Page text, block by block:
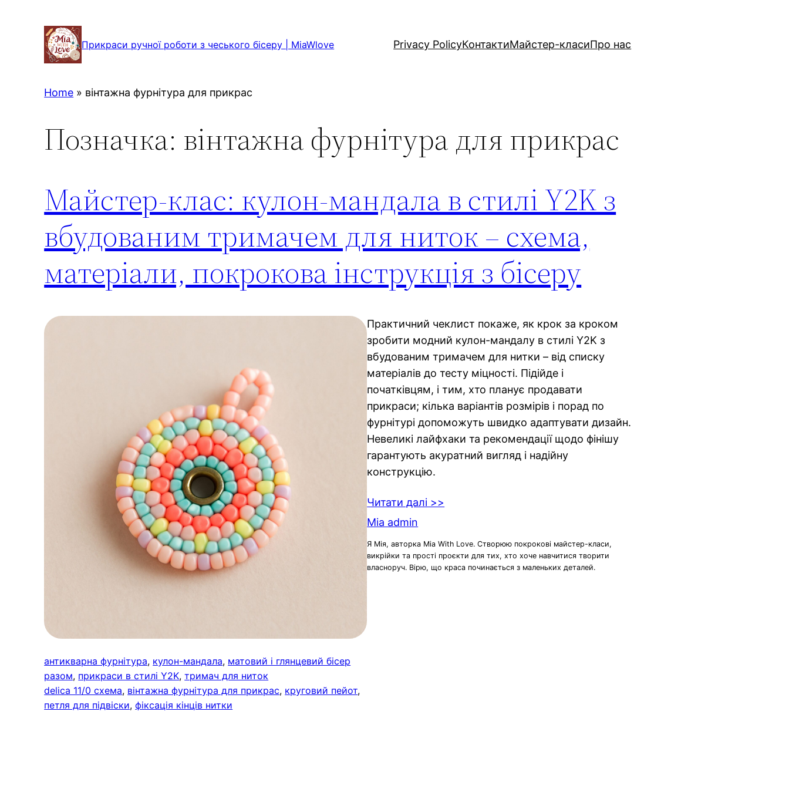
Прикраси ручної роботи з чеського бісеру | MiaWlove Privacy PolicyКонтактиМайстер-класиПро нас
Home » вінтажна фурнітура для прикрас
Позначка: вінтажна фурнітура для прикрас
Майстер-клас: кулон-мандала в стилі Y2K з
вбудованим тримачем для ниток – схема,
матеріали, покрокова інструкція з бісеру
антикварна фурнітура, кулон-мандала, матовий і глянцевий бісер
разом, прикраси в стилі Y2K, тримач для ниток
delica 11/0 схема, вінтажна фурнітура для прикрас, круговий пейот
петля для підвіски, фіксація кінців нитки
Практичний чеклист покаже, як крок за кроком
зробити модний кулон-мандалу в стилі Y2K з
вбудованим тримачем для нитки – від списку
матеріалів до тесту міцності. Підійде і
початківцям, і тим, хто планує продавати
прикраси; кілька варіантів розмірів і порад по
фурнітурі допоможуть швидко адаптувати дизайн.
Невеликі лайфхаки та рекомендації щодо фінішу
гарантують акуратний вигляд і надійну
конструкцію.
Читати далі >>
Mia admin
Я Мія, авторка Mia With Love. Створюю покрокові майстер-класи,
викрійки та прості проєкти для тих, хто хоче навчитися творити
власноруч. Вірю, що краса починається з маленьких деталей.